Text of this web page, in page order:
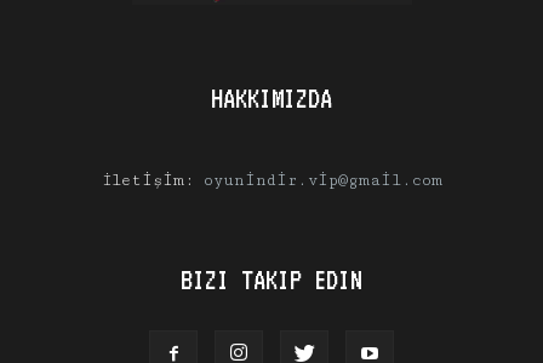
HAKKIMIZDA
İletişim: oyunindir.vip@gmail.com
BIZI TAKIP EDIN